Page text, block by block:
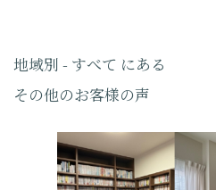
地域別 - すべて にある
その他のお客様の声